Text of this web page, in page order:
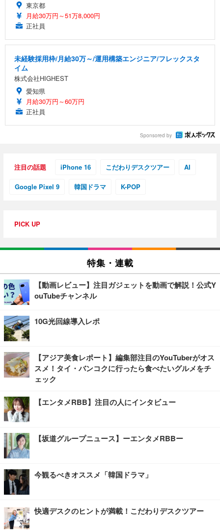
東京都
月給30万円～51万8,000円
正社員
未経験採用枠/月給30万～/運用構築エンジニア/フレックスタ
イム
株式会社HIGHEST
愛知県
月給30万円～60万円
正社員
Sponsored by
注目の話題 iPhone 16 こだわりデスクツアー AI
Google Pixel 9 韓国ドラマ K-POP
PICK UP
特集・連載
【動画レビュー】注目ガジェットを動画で解説！公式Y
ouTubeチャンネル
10G光回線導入レポ
【アジア美食レポート】編集部注目のYouTuberがオス
スメ！タイ・バンコクに行ったら食べたいグルメをチ
ェック
【エンタメRBB】注目の人にインタビュー
【坂道グループニュース】ーエンタメRBBー
今観るべきオススメ「韓国ドラマ」
快適デスクのヒントが満載！こだわりデスクツアー